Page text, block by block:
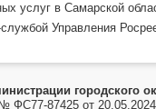
услуг в Самарской
Управления
городского
ФС77-87425 от 20.05.2024